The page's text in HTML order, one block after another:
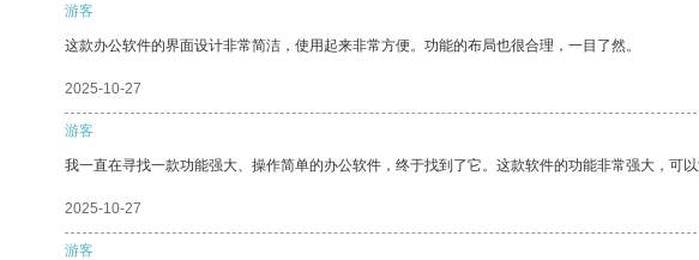
游客
这款办公软件的界面设计非常简洁，使用起来非常方便。功能的布局也很合理，一目了然。
2025-10-27
游客
我一直在寻找一款功能强大、操作简单的办公软件，终于找到了它。这款软件的功能非常强大，可
2025-10-27
游客